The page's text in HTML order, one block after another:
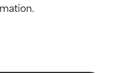
con
la piel. Su
con
la piel. Su